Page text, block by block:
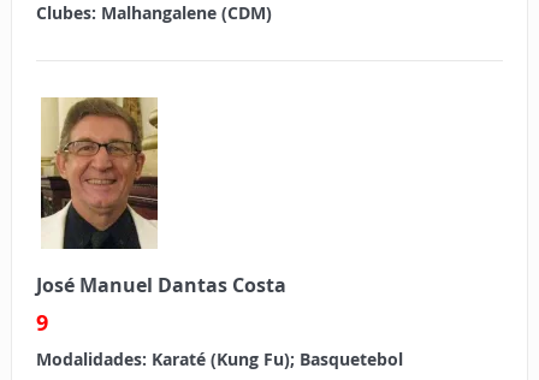
Clubes: Malhangalene (CDM)
José Manuel Dantas Costa
9
Modalidades: Karaté (Kung Fu); Basquetebol